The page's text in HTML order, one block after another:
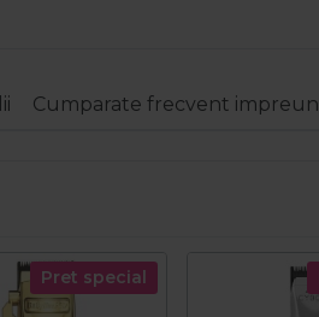
Cumparate frecvent
Pret special